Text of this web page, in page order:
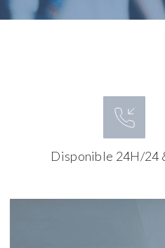
Disponible 24H/24